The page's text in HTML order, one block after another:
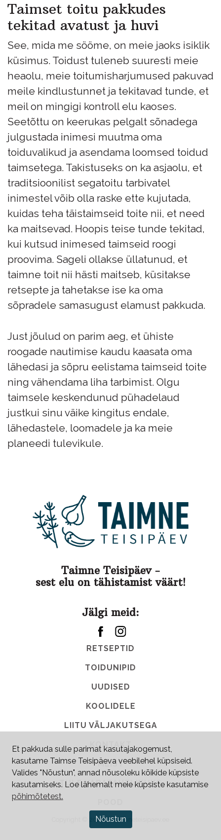
Taimset toitu pakkudes
tekitad avatust ja huvi
See, mida me sööme, on meie jaoks isiklik
küsimus. Toidust tuleneb suuresti meie
heaolu, meie toitumisharjumused pakuvad
meile kindlustunnet ja tekitavad tunde, et
meil on mingigi kontroll elu kaoses.
Seetõttu on keerukas pelgalt sõnadega
julgustada inimesi muutma oma
toiduvalikud ja asendama loomsed toidud
taimsetega. Takistuseks on ka asjaolu, et
traditsioonilist segatoitu tarbivatel
inimestel võib olla raske ette kujutada,
kuidas teha täistaimseid toite nii, et need
ka maitsevad. Hoopis teise tunde tekitad,
kui kutsud inimesed taimseid roogi
proovima. Sageli ollakse üllatunud, et
taimne toit nii hästi maitseb, küsitakse
retsepte ja tahetakse ise ka oma
sõpradele samasugust elamust pakkuda.
Just jõulud on parim aeg, et ühiste
roogade nautimise kaudu kaasata oma
lähedasi ja sõpru eelistama taimseid toite
ning vähendama liha tarbimist. Olgu
taimsele keskendunud pühadelaud
justkui sinu väike kingitus endale,
lähedastele, loomadele ja ka meie
planeedi tulevikule.
Taimne Teisipäev -
sest elu on tähistamist väärt!
Jälgi meid:
RETSEPTID
TOIDUNIPID
UUDISED
KOOLIDELE
LIITU VÄLJAKUTSEGA
KONTAKT
MEIST
TULE VABATAHTLIKUKS
Copyright © 2026 • taimneteisipaev.ee
Et pakkuda sulle parimat kasutajakogemust,
kasutame Taimse Teisipäeva veebilehel küpsiseid.
Valides "Nõustun", annad nõusoleku kõikide küpsiste
kasutamiseks. Loe lähemalt meie küpsiste kasutamise
põhimõtetest.
Nõustun